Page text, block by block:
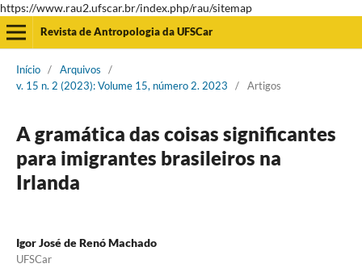
https://www.rau2.ufscar.br/index.php/rau/sitemap
Revista de Antropologia da UFSCar
Início / Arquivos
/
v. 15 n. 2 (2023): Volume 15, número 2. 2023
/ Artigos
A gramática das coisas significantes
para imigrantes brasileiros na
Irlanda
Igor José de Renó Machado
UFSCar